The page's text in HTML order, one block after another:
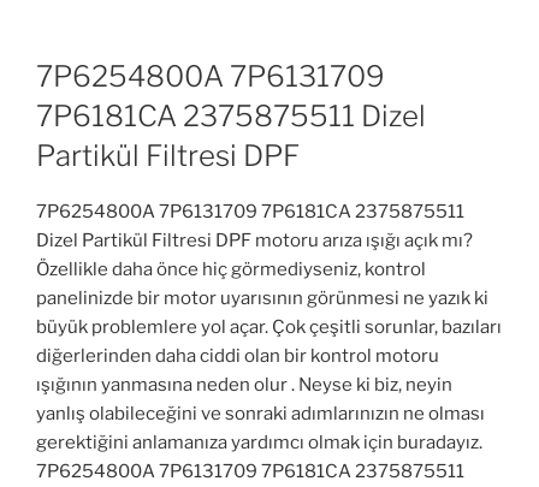
7P6254800A 7P6131709
7P6181CA 2375875511 Dizel
Partikül Filtresi DPF
7P6254800A 7P6131709 7P6181CA 2375875511
Dizel Partikül Filtresi DPF motoru arıza ışığı açık mı?
Özellikle daha önce hiç görmediyseniz, kontrol
panelinizde bir motor uyarısının görünmesi ne yazık ki
büyük problemlere yol açar. Çok çeşitli sorunlar, bazıları
diğerlerinden daha ciddi olan bir kontrol motoru
ışığının yanmasına neden olur . Neyse ki biz, neyin
yanlış olabileceğini ve sonraki adımlarınızın ne olması
gerektiğini anlamanıza yardımcı olmak için buradayız.
7P6254800A 7P6131709 7P6181CA 2375875511